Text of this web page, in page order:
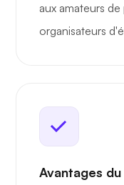
aux amateurs
organisateurs
Avantages